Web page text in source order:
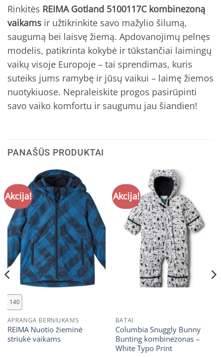
Rinkitės REIMA Gotland 5100117C kombinezoną
vaikams ir užtikrinkite savo mažylio šilumą,
saugumą bei laisvę žiemą. Apdovanojimų pelnęs
modelis, patikrinta kokybė ir tūkstančiai laimingų
vaikų visoje Europoje – tai sprendimas, kuris
suteiks jums ramybę ir jūsų vaikui – laimę žiemos
nuotykiuose. Nepraleiskite progos pasirūpinti
savo vaiko komfortu ir saugumu jau šiandien!
PANAŠŪS PRODUKTAI
Akcija!
140
APRANGA BERNIUKAMS
REIMA Nuotio žieminė
striukė vaikams
Akcija!
BATAI
Columbia Snuggly Bunny
Bunting kombinezonas –
White Typo Print